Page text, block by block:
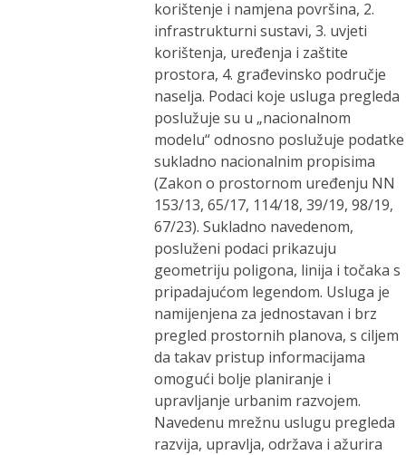
korištenje i namjena površina, 2.
infrastrukturni sustavi, 3. uvjeti
korištenja, uređenja i zaštite
prostora, 4. građevinsko područje
naselja. Podaci koje usluga pregleda
poslužuje su u „nacionalnom
modelu“ odnosno poslužuje podatke
sukladno nacionalnim propisima
(Zakon o prostornom uređenju NN
153/13, 65/17, 114/18, 39/19, 98/19,
67/23). Sukladno navedenom,
posluženi podaci prikazuju
geometriju poligona, linija i točaka s
pripadajućom legendom. Usluga je
namijenjena za jednostavan i brz
pregled prostornih planova, s ciljem
da takav pristup informacijama
omogući bolje planiranje i
upravljanje urbanim razvojem.
Navedenu mrežnu uslugu pregleda
razvija, upravlja, održava i ažurira